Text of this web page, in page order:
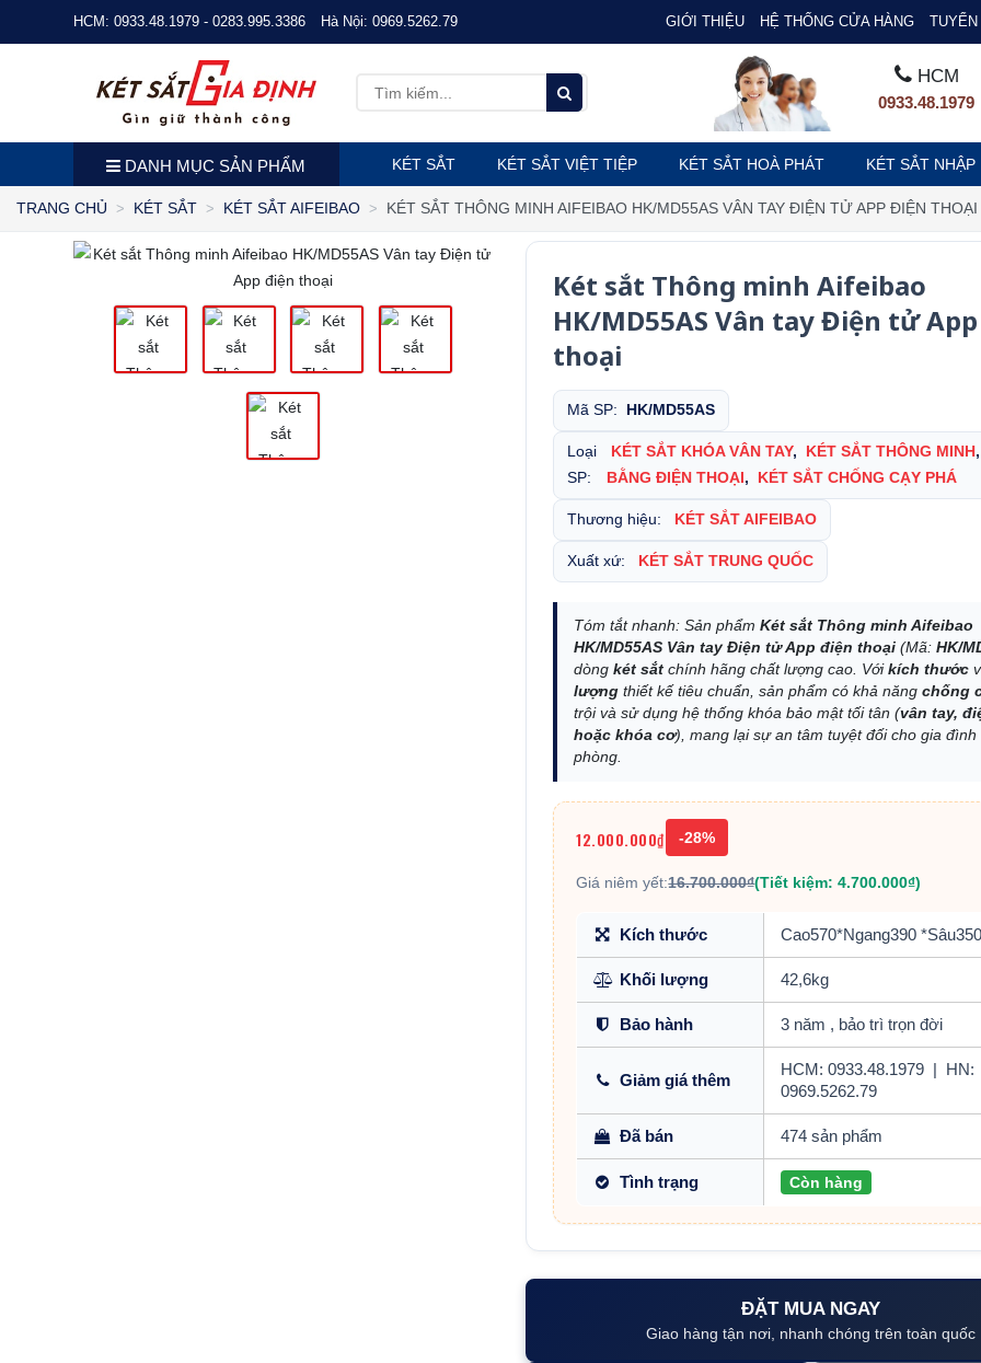
HCM: 0933.48.1979 - 0283.995.3386 Hà Nội: 0969.5262.79 GIỚI THIỆU HỆ THỐNG CỬA HÀNG
HCM
0933.48.1979
DANH MỤC SẢN PHẨM KÉT SẮT KÉT SẮT VIỆT TIỆP KÉT SẮT HOÀ PHÁT KÉT SẮT NHẬP
TRANG CHỦ KÉT SẮT KÉT SẮT AIFEIBAO KÉT SẮT THÔNG MINH AIFEIBAO HK/MD55AS VÂN TAY ĐIỆN TỬ APP ĐIỆN THOẠI
Két sắt Thông minh Aifeibao
HK/MD55AS Vân tay Điện tử
thoại
Mã SP: HK/MD55AS
Loại
SP:
KÉT SẮT KHÓA VÂN TAY, KÉT SẮT THÔNG MINH
BẰNG ĐIỆN THOẠI , KÉT SẮT CHỐNG CẠY PHÁ
Thương hiệu: KÉT SẮT AIFEIBAO
Xuất xứ: KÉT SẮT TRUNG QUỐC
Tóm tắt nhanh: Sản phẩmKét sắt Thông minh Aifeibao
HK/MD55AS Vân tay Điện tử App điện thoại (Mã:HK/
dòngkét sắt chính hãng chất lượng cao. Vớikích thước
lượng thiết kế tiêu chuẩn, sản phẩm có khả năngchống
trội và sử dụng hệ thống khóa bảo mật tối tân (vân tay,
hoặc khóa cơ), mang lại sự an tâm tuyệt đối cho gia đình
phòng.
12.000.000₫ -28%
Giá niêm yết:16.700.000₫(Tiết kiệm: 4.700.000₫)
Kích thước Cao570*Ngang390
Khối lượng 42,6kg
Bảo hành 3 năm , bảo trì trọn đời
Giảm giá thêm
HCM: 0933.48.1979
HN:
0969.5262.79
Đã bán 474 sản phẩm
Tình trạng Còn hàng
ĐẶT MUA NGAY
Giao hàng tận nơi, nhanh chóng trên toàn quốc